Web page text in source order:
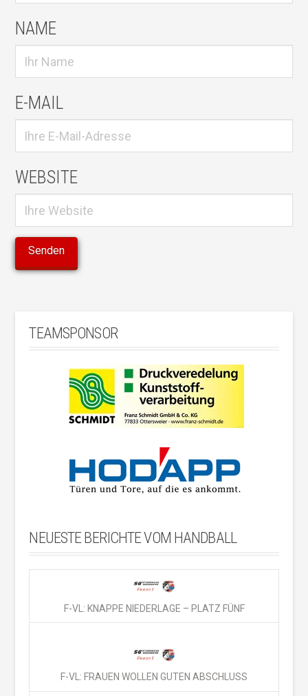
NAME
E-MAIL
WEBSITE
TEAMSPONSOR
NEUESTE BERICHTE VOM HANDBALL
F-VL: KNAPPE NIEDERLAGE – PLATZ FÜNF
F-VL: FRAUEN WOLLEN GUTEN ABSCHLUSS